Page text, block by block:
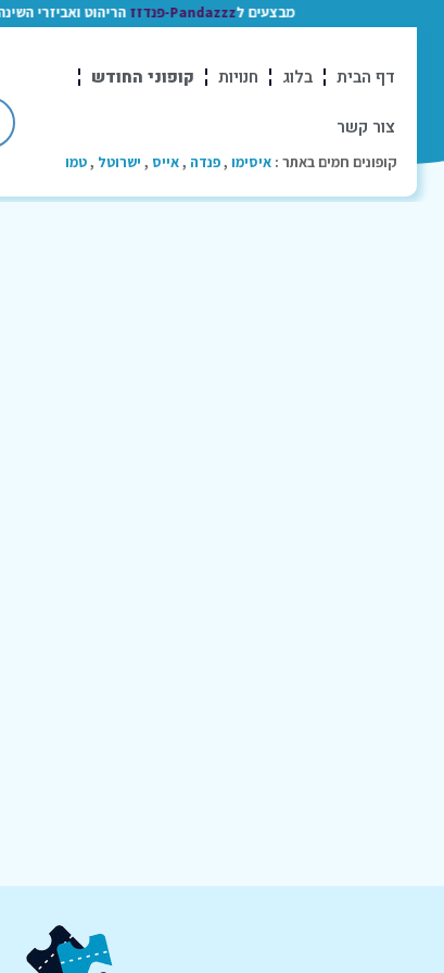
מבצעים לPandazzz-פנדזז הריהוט ואביזרי השינה
דף הבית בלוג חנויות קופוני החודש
צור קשר
קופונים חמים באתר : איסימו ,פנדה ,אייס , ישרוטל ,טמו